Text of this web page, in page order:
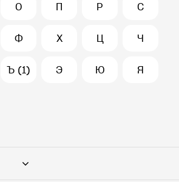
О П Р С
Ф Х Ц Ч
Ъ (1) Э Ю Я